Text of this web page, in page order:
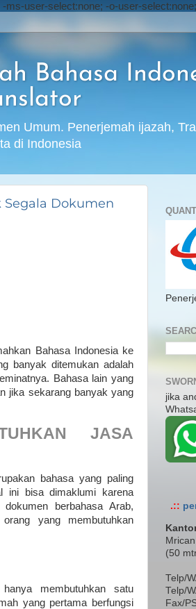
user-select:none; -o-user-
Bahasa
Umum. Penerjemah ijazah,
di Indonesia
Dokumen
Bahasa Indonesia ke
banyak ditemukan adalah
Bahasa lain yang
jika sekarang banyak yang
JASA
bahasa yang paling
ini bisa dimaklumi karena
berbahasa Arab,
yang membutuhkan
membutuhkan satu
yang pertama berfungsi
jika
.::
(50
Telp/
Telp/
Fax/